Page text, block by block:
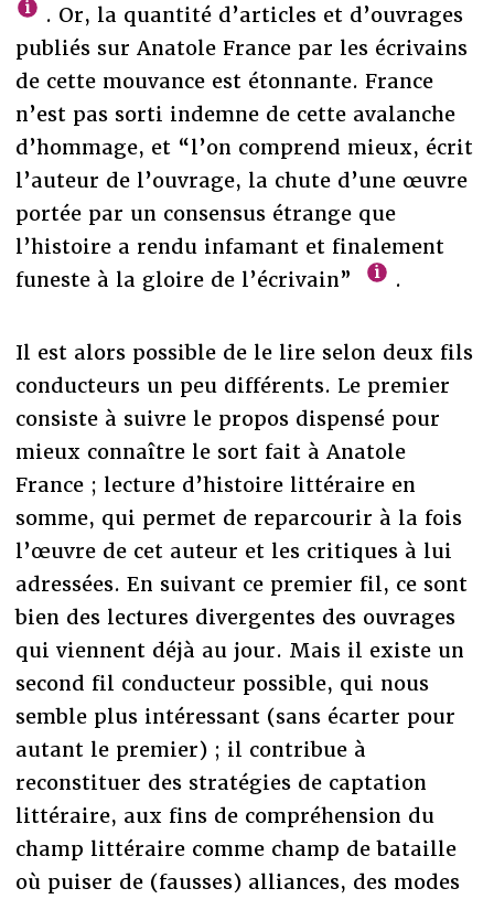
. Or, la quantité d’articles et d’ouvrages
publiés sur Anatole France par les écrivains
de cette mouvance est étonnante. France
n’est pas sorti indemne de cette avalanche
d’hommage, et “l’on comprend mieux, écrit
l’auteur de l’ouvrage, la chute d’une œuvre
portée par un consensus étrange que
l’histoire a rendu infamant et finalement
funeste à la gloire de l’écrivain”
.
Il est alors possible de le lire selon deux fils
conducteurs un peu différents. Le premier
consiste à suivre le propos dispensé pour
mieux connaître le sort fait à Anatole
France ; lecture d’histoire littéraire en
somme, qui permet de reparcourir à la fois
l’œuvre de cet auteur et les critiques à lui
adressées. En suivant ce premier fil, ce sont
bien des lectures divergentes des ouvrages
qui viennent déjà au jour. Mais il existe un
second fil conducteur possible, qui nous
semble plus intéressant (sans écarter pour
autant le premier) ; il contribue à
reconstituer des stratégies de captation
littéraire, aux fins de compréhension du
champ littéraire comme champ de bataille
où puiser de (fausses) alliances, des modes